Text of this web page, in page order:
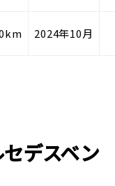
2024年10月
デスベン